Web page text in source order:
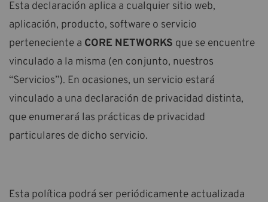
Esta declaración aplica a cualquier sitio web,
aplicación, producto, software o servicio
perteneciente a CORE NETWORKS que se encuentre
vinculado a la misma (en conjunto, nuestros
“Servicios”). En ocasiones, un servicio estará
vinculado a una declaración de privacidad distinta,
que enumerará las prácticas de privacidad
particulares de dicho servicio.
Esta política podrá ser periódicamente actualizada